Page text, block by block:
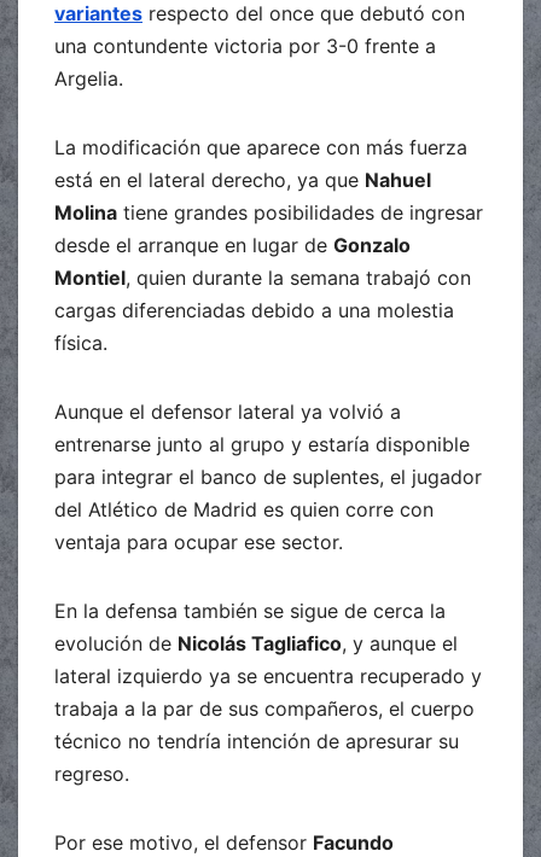
variantes respecto del once que debutó con
una contundente victoria por 3-0 frente a
Argelia.
La modificación que aparece con más fuerza
está en el lateral derecho, ya que Nahuel
Molina tiene grandes posibilidades de ingresar
desde el arranque en lugar de Gonzalo
Montiel, quien durante la semana trabajó con
cargas diferenciadas debido a una molestia
física.
Aunque el defensor lateral ya volvió a
entrenarse junto al grupo y estaría disponible
para integrar el banco de suplentes, el jugador
del Atlético de Madrid es quien corre con
ventaja para ocupar ese sector.
En la defensa también se sigue de cerca la
evolución de Nicolás Tagliafico, y aunque el
lateral izquierdo ya se encuentra recuperado y
trabaja a la par de sus compañeros, el cuerpo
técnico no tendría intención de apresurar su
regreso.
Por ese motivo, el defensor Facundo